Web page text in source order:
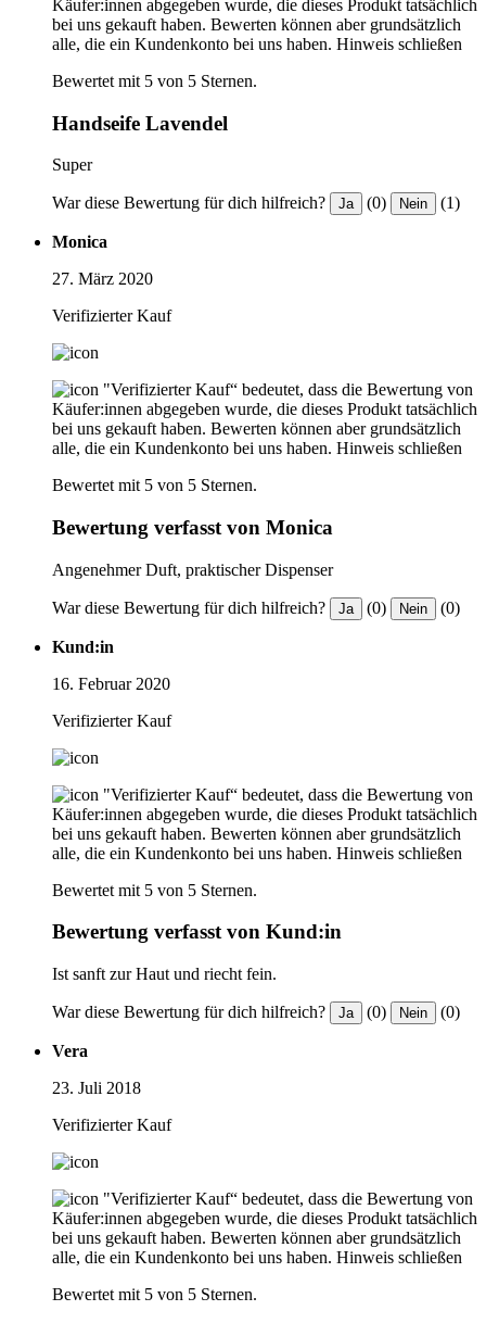
Käufer:innen abgegeben wurde, die dieses Produkt tatsächlich
bei uns gekauft haben. Bewerten können aber grundsätzlich
alle, die ein Kundenkonto bei uns haben. Hinweis schließen
Bewertet mit 5 von 5 Sternen.
Handseife Lavendel
Super
War diese Bewertung für dich hilfreich? Ja (0) Nein (1)
Monica
27. März 2020
Verifizierter Kauf
"Verifizierter Kauf“ bedeutet, dass die Bewertung von
Käufer:innen abgegeben wurde, die dieses Produkt tatsächlich
bei uns gekauft haben. Bewerten können aber grundsätzlich
alle, die ein Kundenkonto bei uns haben. Hinweis schließen
Bewertet mit 5 von 5 Sternen.
Bewertung verfasst von Monica
Angenehmer Duft, praktischer Dispenser
War diese Bewertung für dich hilfreich? Ja (0) Nein (0)
Kund:in
16. Februar 2020
Verifizierter Kauf
"Verifizierter Kauf“ bedeutet, dass die Bewertung von
Käufer:innen abgegeben wurde, die dieses Produkt tatsächlich
bei uns gekauft haben. Bewerten können aber grundsätzlich
alle, die ein Kundenkonto bei uns haben. Hinweis schließen
Bewertet mit 5 von 5 Sternen.
Bewertung verfasst von Kund:in
Ist sanft zur Haut und riecht fein.
War diese Bewertung für dich hilfreich? Ja (0) Nein (0)
Vera
23. Juli 2018
Verifizierter Kauf
"Verifizierter Kauf“ bedeutet, dass die Bewertung von
Käufer:innen abgegeben wurde, die dieses Produkt tatsächlich
bei uns gekauft haben. Bewerten können aber grundsätzlich
alle, die ein Kundenkonto bei uns haben. Hinweis schließen
Bewertet mit 5 von 5 Sternen.